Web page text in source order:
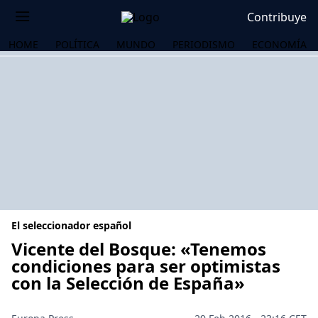
Contribuye
HOME POLÍTICA MUNDO PERIODISMO ECONOMÍA
El seleccionador español
Vicente del Bosque: «Tenemos
condiciones para ser optimistas
con la Selección de España»